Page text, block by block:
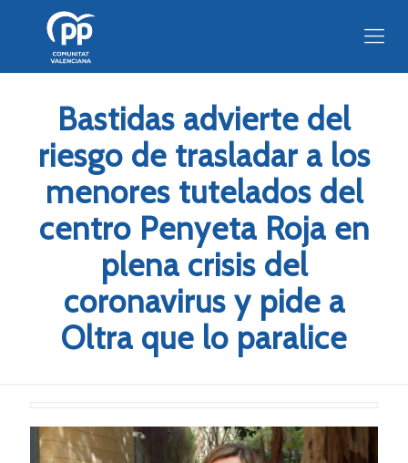
Bastidas advierte del
riesgo de trasladar a los
menores tutelados del
centro Penyeta Roja en
plena crisis del
coronavirus y pide a
Oltra que lo paralice